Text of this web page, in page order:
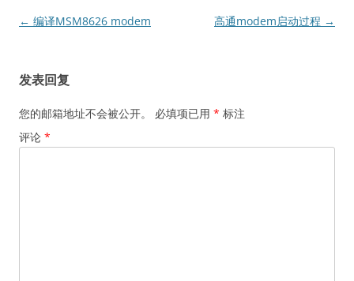
文
航
← 编译MSM8626 modem 高通modem启动过程 →
发表回复
您的邮箱地址不会被公开。 必填项已用 * 标注
评论 *